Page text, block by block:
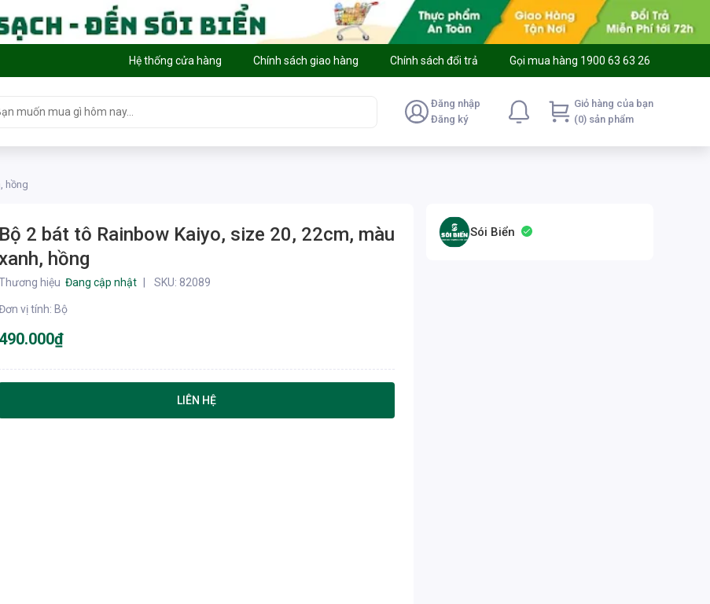
Hệ thống cửa hàng Chính sách giao hàng Chính sách đổi trả Gọi mua hàng 1900 63 63 26
Đăng nhập
Đăng ký
Giỏ hàng của bạn
(0) sản phẩm
hồng
Bộ 2 bát tô Rainbow Kaiyo, size 20, 22cm, màu
hồng
hiệu Đang cập nhật SKU: 82089
vị tính: Bộ
490.000₫
LIÊN HỆ
Sói Biển